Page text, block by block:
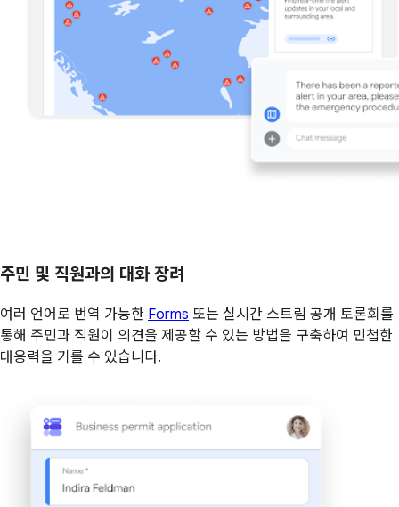
주민 및 직원과의 대화 장려
여러 언어로 번역 가능한 Forms 또는 실시간 스트림 공개 토론회를
통해 주민과 직원이 의견을 제공할 수 있는 방법을 구축하여 민첩한
대응력을 기를 수 있습니다.